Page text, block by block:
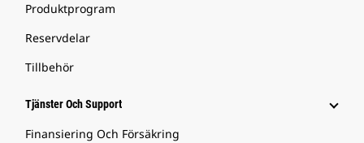
Produktprogram
Reservdelar
Tillbehör
Tjänster Och Support
Finansiering Och Försäkring